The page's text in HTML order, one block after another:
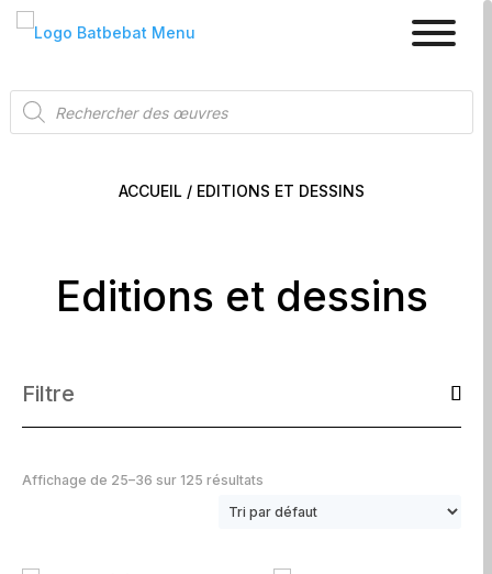
Recherche
de
produits
ACCUEIL / EDITIONS ET DESSINS
Editions et dessins
Filtre
Affichage de 25–36 sur 125 résultats